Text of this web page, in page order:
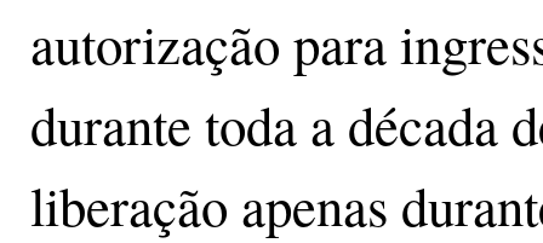
autorização para
durante toda a década
liberação apenas